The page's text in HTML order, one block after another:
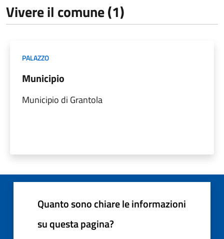
Vivere il comune (1)
PALAZZO
Municipio
Municipio di Grantola
Quanto sono chiare le informazioni
su questa pagina?